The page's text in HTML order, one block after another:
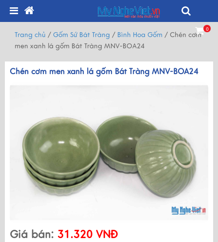
0
Trang chủ / Gốm Sứ Bát Tràng / Bình Hoa Gốm / Chén cơm
men xanh lá gốm Bát Tràng MNV-BOA24
Chén cơm men xanh lá gốm Bát Tràng MNV-BOA24
Giá bán: 31.320 VNĐ